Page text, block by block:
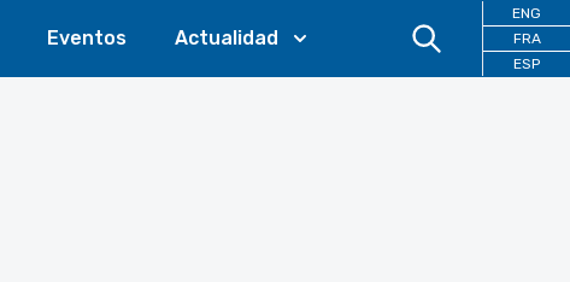
Eventos Actualidad
ENG
FRA
ESP